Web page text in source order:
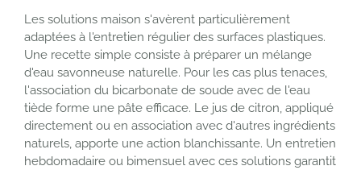
Les solutions maison s'avèrent particulièrement
adaptées à l'entretien régulier des surfaces plastiques.
Une recette simple consiste à préparer un mélange
d'eau savonneuse naturelle. Pour les cas plus tenaces,
l'association du bicarbonate de soude avec de l'eau
tiède forme une pâte efficace. Le jus de citron, appliqué
directement ou en association avec d'autres ingrédients
naturels, apporte une action blanchissante. Un entretien
hebdomadaire ou bimensuel avec ces solutions garantit